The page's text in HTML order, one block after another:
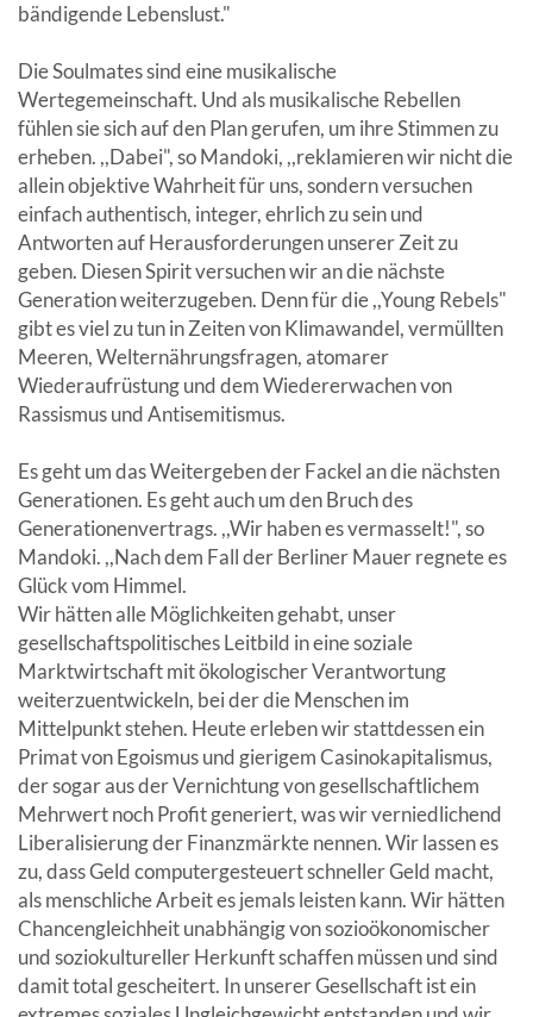
bändigende Lebenslust."
Die Soulmates sind eine musikalische
Wertegemeinschaft. Und als musikalische Rebellen
fühlen sie sich auf den Plan gerufen, um ihre Stimmen zu
erheben. ,,Dabei", so Mandoki, ,,reklamieren wir nicht die
allein objektive Wahrheit für uns, sondern versuchen
einfach authentisch, integer, ehrlich zu sein und
Antworten auf Herausforderungen unserer Zeit zu
geben. Diesen Spirit versuchen wir an die nächste
Generation weiterzugeben. Denn für die ,,Young Rebels"
gibt es viel zu tun in Zeiten von Klimawandel, vermüllten
Meeren, Welternährungsfragen, atomarer
Wiederaufrüstung und dem Wiedererwachen von
Rassismus und Antisemitismus.
Es geht um das Weitergeben der Fackel an die nächsten
Generationen. Es geht auch um den Bruch des
Generationenvertrags. ,,Wir haben es vermasselt!", so
Mandoki. ,,Nach dem Fall der Berliner Mauer regnete es
Glück vom Himmel.
Wir hätten alle Möglichkeiten gehabt, unser
gesellschaftspolitisches Leitbild in eine soziale
Marktwirtschaft mit ökologischer Verantwortung
weiterzuentwickeln, bei der die Menschen im
Mittelpunkt stehen. Heute erleben wir stattdessen ein
Primat von Egoismus und gierigem Casinokapitalismus,
der sogar aus der Vernichtung von gesellschaftlichem
Mehrwert noch Profit generiert, was wir verniedlichend
Liberalisierung der Finanzmärkte nennen. Wir lassen es
zu, dass Geld computergesteuert schneller Geld macht,
als menschliche Arbeit es jemals leisten kann. Wir hätten
Chancengleichheit unabhängig von sozioökonomischer
und soziokultureller Herkunft schaffen müssen und sind
damit total gescheitert. In unserer Gesellschaft ist ein